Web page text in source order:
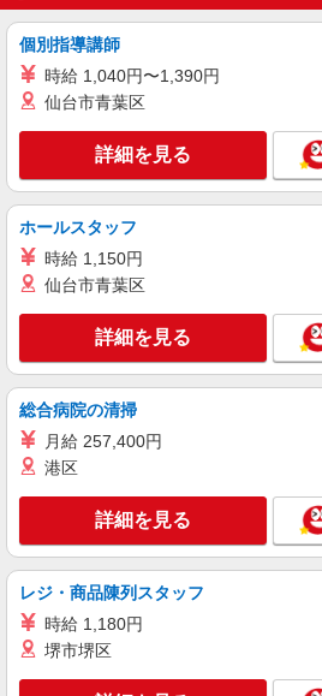
田原本町
キープ
株式会社kotrio /●NR-H-2011841
≪田原本町≫夜勤な
のデイスタッフ
時給1500円〜
キープ
株式会社kotrio /●NR-H-2102315
夕方までのデイサー
時給1500円〜
通費全支給(ガソリン
田原本町千代 寺川
キープ
派遣社員
個別指導講師
時給 1,040円〜1,390円
仙台市青葉区
詳細を見る
ホールスタッフ
時給 1,150円
仙台市青葉区
詳細を見る
総合病院の清掃
月給 257,400円
港区
詳細を見る
レジ・商品陳列スタッフ
時給 1,180円
堺市堺区